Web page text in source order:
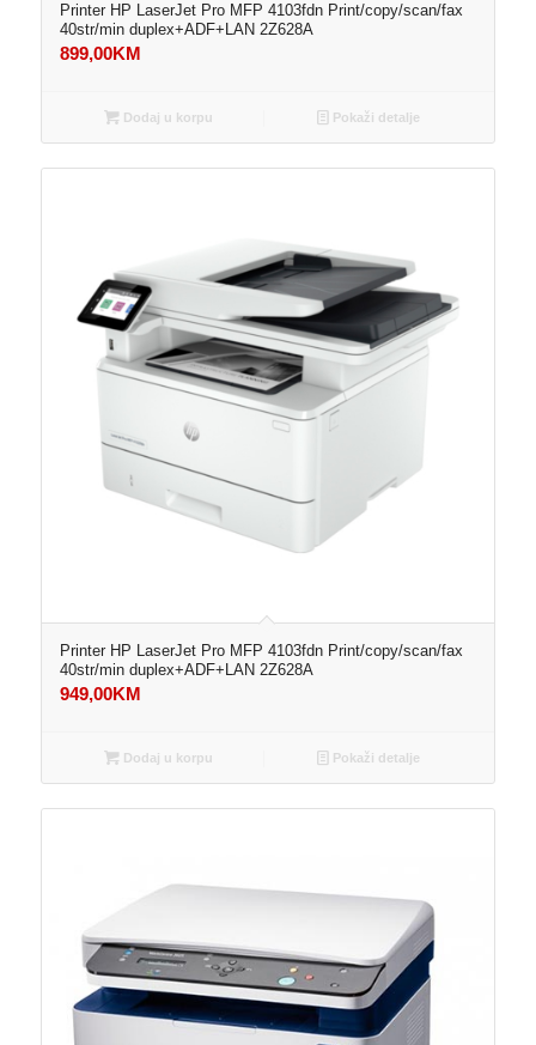
Printer HP LaserJet Pro MFP 4103fdn Print/copy/scan/fax
40str/min duplex+ADF+LAN 2Z628A
899,00KM
Dodaj u korpu Pokaži detalje
Printer HP LaserJet Pro MFP 4103fdn Print/copy/scan/fax
40str/min duplex+ADF+LAN 2Z628A
949,00KM
Dodaj u korpu Pokaži detalje